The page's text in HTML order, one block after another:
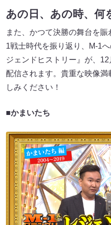
あの日、あの時、
また、かつて決勝の舞台を
1戦士時代を振り返り、M-1
ジェンドヒストリー』が、
配信されます。貴重な映像
しみください！
■かまいたち